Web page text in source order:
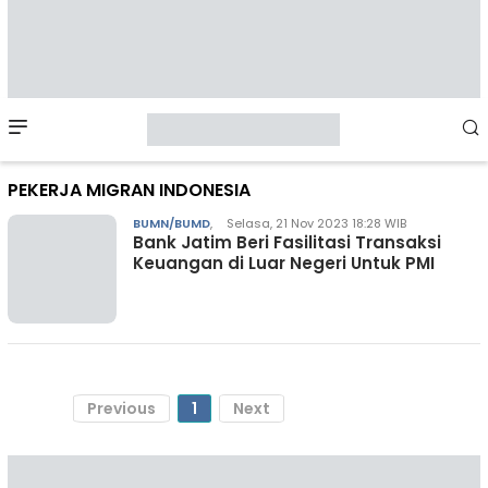
Menu
PEKERJA MIGRAN INDONESIA
BUMN/BUMD, Selasa, 21 Nov 2023 18:28 WIB
Bank Jatim Beri Fasilitasi Transaksi
Keuangan di Luar Negeri Untuk PMI
Previous 1 Next